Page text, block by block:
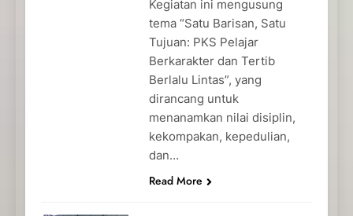
Kegiatan ini mengusung
tema “Satu Barisan, Satu
Tujuan: PKS Pelajar
Berkarakter dan Tertib
Berlalu Lintas”, yang
dirancang untuk
menanamkan nilai disiplin,
kekompakan, kepedulian,
dan…
Read More